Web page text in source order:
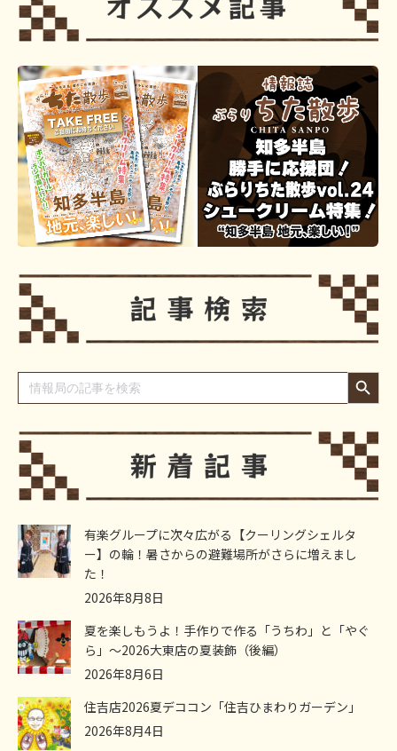
Search
for:
Search Button
有楽グループに次々広がる【クーリングシェルタ
ー】の輪！暑さからの避難場所がさらに増えまし
た！
2026年8月8日
夏を楽しもうよ！手作りで作る「うちわ」と「やぐ
ら」～2026大東店の夏装飾（後編）
2026年8月6日
住吉店2026夏デココン「住吉ひまわりガーデン」
2026年8月4日